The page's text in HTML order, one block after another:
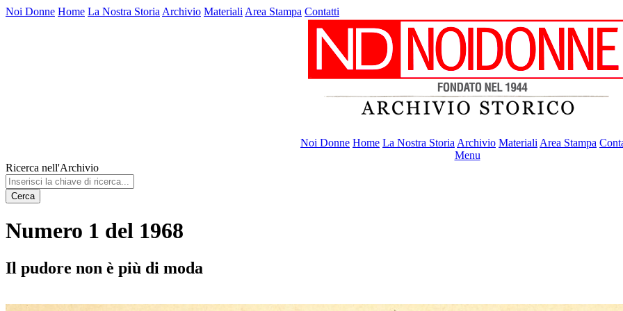
Noi Donne Home La Nostra Storia Archivio Materiali Area Stampa Contatti
Noi Donne Home La Nostra Storia Archivio Materiali Area Stampa
Menu
Ricerca nell'Archivio
Cerca
Numero 1 del 1968
Il pudore non è più di moda